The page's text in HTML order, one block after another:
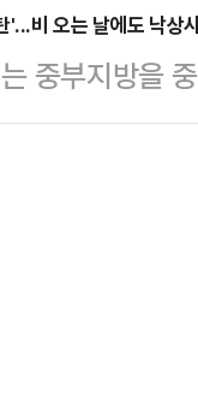
에 5~20mm,
제
가…
후에 대부분
라고 예보했다
내륙·산지
비 오는 날에도 낙상
중부지방을
대체로 흐리